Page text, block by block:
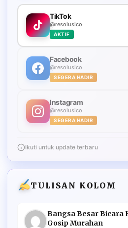
TikTok
@resolusico
AKTIF
Facebook
@resolusico
SEGERA HADIR
Instagram
@resolusico
SEGERA HADIR
Ikuti untuk update terbaru
TULISAN KOLOM
Bangsa Besar Bicara
Gosip Murahan